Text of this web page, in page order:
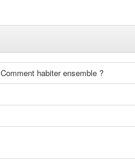
habiter ensemble ?